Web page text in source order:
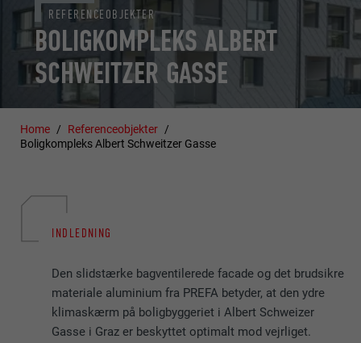
BOLIGKOMPLEKS ALBERT
SCHWEITZER GASSE
REFERENCEOBJEKTER
Home
Referenceobjekter
Boligkompleks Albert Schweitzer Gasse
INDLEDNING
Den slidstærke bagventilerede facade og det brudsikre
materiale aluminium fra PREFA betyder, at den ydre
klimaskærm på boligbyggeriet i Albert Schweizer
Gasse i Graz er beskyttet optimalt mod vejrliget.